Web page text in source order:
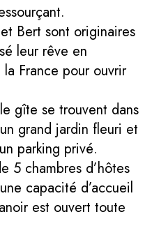
Bert sont originaires
leur rêve en
la France pour ouvrir
gîte se trouvent dans
grand jardin fleuri et
parking privé.
5 chambres d’hôtes
capacité d’accueil
est ouvert toute